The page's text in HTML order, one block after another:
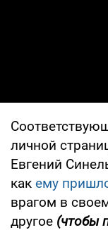
личной
Евгений
как ему
врагом в
другое (чтобы